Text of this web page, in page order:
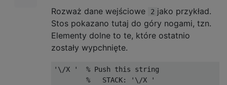
Rozważ dane wejściowe
2 jako przykład.
Stos pokazano tutaj do góry nogami, tzn.
Elementy dolne to te, które ostatnio
zostały wypchnięte.
'\/X '  % Push this string
        %   STACK: '\/X '